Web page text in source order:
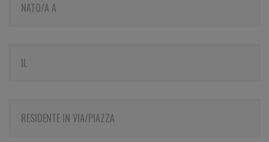
NATO/A A
IL
RESIDENTE IN VIA/PIAZZA